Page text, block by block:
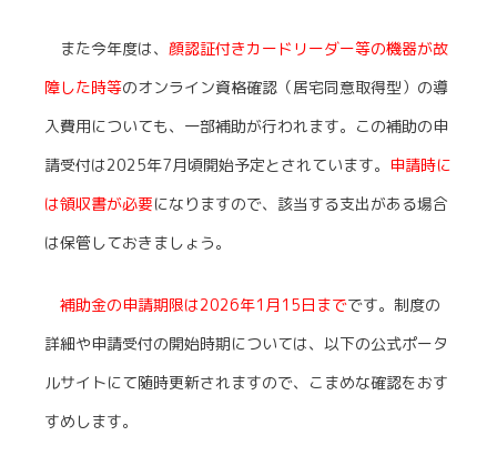
また今年度は、 顔認証付きカードリーダー等の機器が故
障した時等のオンライン資格確認（居宅同意取得型）の導
入費用についても、一部補助が行われます。この補助の申
請受付は2025年7月頃開始予定とされています。 申請時に
は領収書が必要になりますので、該当する支出がある場合
は保管しておきましょう。
補助金の申請期限は2026年1月15日までです。制度の
詳細や申請受付の開始時期については、以下の公式ポータ
ルサイトにて随時更新されますので、こまめな確認をおす
すめします。